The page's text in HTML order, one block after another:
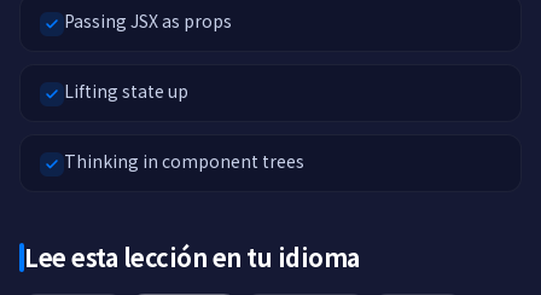
Passing JSX as props
Lifting state up
Thinking in component trees
Lee esta lección en tu idioma